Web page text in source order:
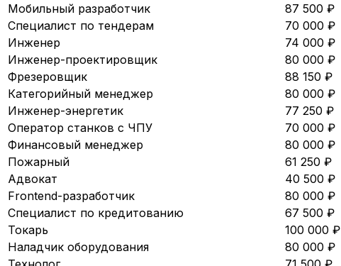
Мобильный разработчик
87 500 ₽
Специалист по тендерам
70 000 ₽
Инженер
74 000 ₽
Инженер-проектировщик
80 000 ₽
Фрезеровщик
88 150 ₽
Категорийный менеджер
80 000 ₽
Инженер-энергетик
77 250 ₽
Оператор станков с ЧПУ
70 000 ₽
Финансовый менеджер
80 000 ₽
Пожарный
61 250 ₽
Адвокат
40 500 ₽
Frontend-разработчик
80 000 ₽
Специалист по кредитованию
67 500 ₽
Токарь
100 000 ₽
Наладчик оборудования
80 000 ₽